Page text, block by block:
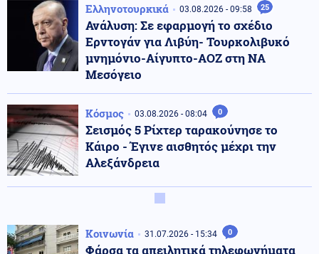
Ελληνοτουρκικά 03.08.2026 - 09:58 25
Ανάλυση: Σε εφαρμογή το σχέδιο
Ερντογάν για Λιβύη- Τουρκολιβυκό
μνημόνιο-Αίγυπτο-ΑΟΖ στη ΝΑ
Μεσόγειο
Κόσμος 03.08.2026 - 08:04 0
Σεισμός 5 Ρίχτερ ταρακούνησε το
Κάιρο - Έγινε αισθητός μέχρι την
Αλεξάνδρεια
Κοινωνία 31.07.2026 - 15:34 0
Φάρσα τα απειλητικά τηλεφωνήματα